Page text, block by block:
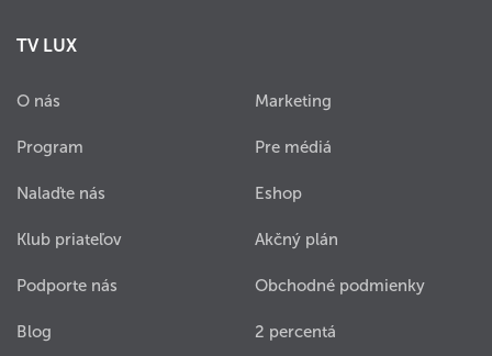
TV LUX
O nás
Program
Nalaďte nás
Klub priateľov
Podporte nás
Blog
Marketing
Pre médiá
Eshop
Akčný plán
Obchodné podmienky
2 percentá